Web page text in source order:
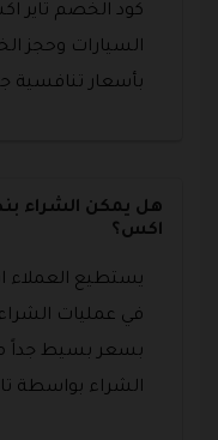
كود الخصم تاير
السيارات وحجز
بأسعار تنافسية
هل يمكن الشراء
اكس؟
يستطيع العملاء
في عمليات
بسعر بسيط جداً
الشراء بواسطة